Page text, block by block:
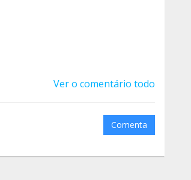
Ver o comentário todo
Comenta